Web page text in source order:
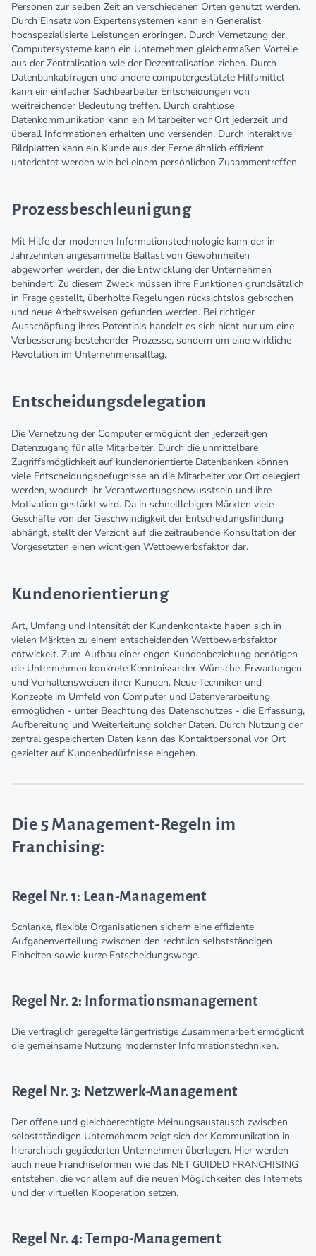
Personen zur selben Zeit an verschiedenen Orten genutzt werden.
Durch Einsatz von Expertensystemen kann ein Generalist
hochspezialisierte Leistungen erbringen. Durch Vernetzung der
Computersysteme kann ein Unternehmen gleichermaßen Vorteile
aus der Zentralisation wie der Dezentralisation ziehen. Durch
Datenbankabfragen und andere computergestützte Hilfsmittel
kann ein einfacher Sachbearbeiter Entscheidungen von
weitreichender Bedeutung treffen. Durch drahtlose
Datenkommunikation kann ein Mitarbeiter vor Ort jederzeit und
überall Informationen erhalten und versenden. Durch interaktive
Bildplatten kann ein Kunde aus der Ferne ähnlich effizient
unterichtet werden wie bei einem persönlichen Zusammentreffen.
Prozessbeschleunigung
Mit Hilfe der modernen Informationstechnologie kann der in
Jahrzehnten angesammelte Ballast von Gewohnheiten
abgeworfen werden, der die Entwicklung der Unternehmen
behindert. Zu diesem Zweck müssen ihre Funktionen grundsätzlich
in Frage gestellt, überholte Regelungen rücksichtslos gebrochen
und neue Arbeitsweisen gefunden werden. Bei richtiger
Ausschöpfung ihres Potentials handelt es sich nicht nur um eine
Verbesserung bestehender Prozesse, sondern um eine wirkliche
Revolution im Unternehmensalltag.
Entscheidungsdelegation
Die Vernetzung der Computer ermöglicht den jederzeitigen
Datenzugang für alle Mitarbeiter. Durch die unmittelbare
Zugriffsmöglichkeit auf kundenorientierte Datenbanken können
viele Entscheidungsbefugnisse an die Mitarbeiter vor Ort delegiert
werden, wodurch ihr Verantwortungsbewusstsein und ihre
Motivation gestärkt wird. Da in schnelllebigen Märkten viele
Geschäfte von der Geschwindigkeit der Entscheidungsfindung
abhängt, stellt der Verzicht auf die zeitraubende Konsultation der
Vorgesetzten einen wichtigen Wettbewerbsfaktor dar.
Kundenorientierung
Art, Umfang und Intensität der Kundenkontakte haben sich in
vielen Märkten zu einem entscheidenden Wettbewerbsfaktor
entwickelt. Zum Aufbau einer engen Kundenbeziehung benötigen
die Unternehmen konkrete Kenntnisse der Wünsche, Erwartungen
und Verhaltensweisen ihrer Kunden. Neue Techniken und
Konzepte im Umfeld von Computer und Datenverarbeitung
ermöglichen - unter Beachtung des Datenschutzes - die Erfassung,
Aufbereitung und Weiterleitung solcher Daten. Durch Nutzung der
zentral gespeicherten Daten kann das Kontaktpersonal vor Ort
gezielter auf Kundenbedürfnisse eingehen.
Die 5 Management-Regeln im
Franchising:
Regel Nr. 1: Lean-Management
Schlanke, flexible Organisationen sichern eine effiziente
Aufgabenverteilung zwischen den rechtlich selbstständigen
Einheiten sowie kurze Entscheidungswege.
Regel Nr. 2: Informationsmanagement
Die vertraglich geregelte längerfristige Zusammenarbeit ermöglicht
die gemeinsame Nutzung modernster Informationstechniken.
Regel Nr. 3: Netzwerk-Management
Der offene und gleichberechtigte Meinungsaustausch zwischen
selbstständigen Unternehmern zeigt sich der Kommunikation in
hierarchisch gegliederten Unternehmen überlegen. Hier werden
auch neue Franchiseformen wie das NET GUIDED FRANCHISING
entstehen, die vor allem auf die neuen Möglichkeiten des Internets
und der virtuellen Kooperation setzen.
Regel Nr. 4: Tempo-Management